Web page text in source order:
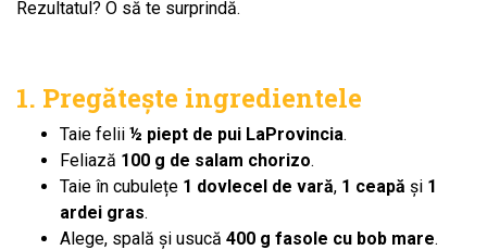
Rezultatul? O să te surprindă.
1. Pregătește ingredientele
Taie felii ½ piept de pui LaProvincia.
Feliază 100 g de salam chorizo.
Taie în cubulețe 1 dovlecel de vară, 1 ceapă și 1
ardei gras.
Alege, spală și usucă 400 g fasole cu bob mare.